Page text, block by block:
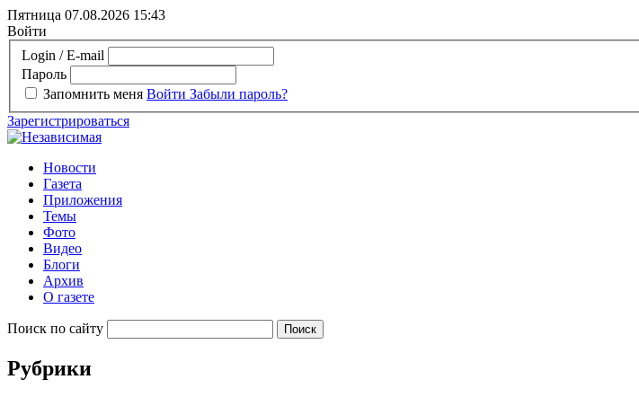
Пятница 07.08.2026 15:43
Войти
Login / E-mail
Пароль
Запомнить меня Войти Забыли пароль?
Зарегистрироваться
Новости
Газета
Приложения
Темы
Фото
Видео
Блоги
Архив
О газете
Поиск по сайту
Рубрики